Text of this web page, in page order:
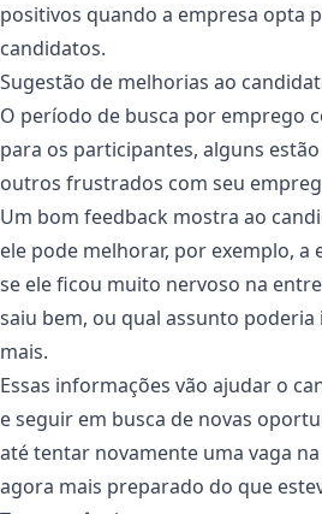
positivos quando a empresa opta
candidatos.
Sugestão de melhorias ao
O período de busca por emprego
para os participantes, alguns
outros frustrados com seu
Um bom feedback mostra ao
ele pode melhorar, por exemplo,
se ele ficou muito nervoso na
saiu bem, ou qual assunto
mais.
Essas informações vão ajudar o
e seguir em busca de novas
até tentar novamente uma vaga
agora mais preparado do que